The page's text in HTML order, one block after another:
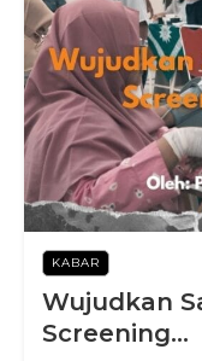
KABAR
Wujudkan
Screening...